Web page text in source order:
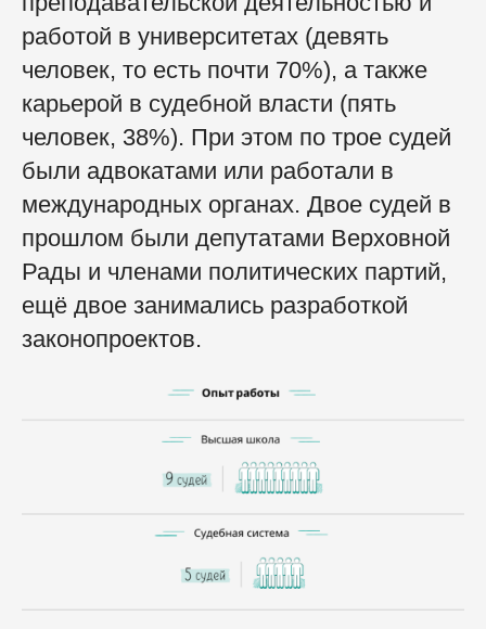
работой в университетах (девять
человек, то есть почти 70%), а также
карьерой в судебной власти (пять
человек, 38%). При этом по трое судей
были адвокатами или работали в
международных органах. Двое судей в
прошлом были депутатами Верховной
Рады и членами политических партий,
ещё двое занимались разработкой
законопроектов.